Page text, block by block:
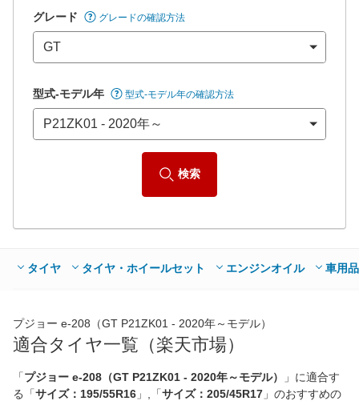
グレード グレードの確認方法
型式-モデル年 型式-モデル年の確認方法
検索
タイヤ タイヤ・ホイールセット エンジンオイル 車用品
プジョー e-208（GT P21ZK01 - 2020年～モデル）
適合タイヤ一覧（楽天市場）
「プジョー e-208（GT P21ZK01 - 2020年～モデル）
」に適合す
る「サイズ：195/55R16 」,「サイズ：205/45R17 」のおすすめの